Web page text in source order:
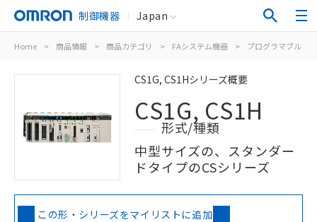
制御機器 Japan
Home > 商品情報 > 商品カテゴリ > FAシステム機器 > プログラマブルコ
CS1G, CS1Hシリーズ概要
CS1G, CS1H
形式/種類
中型サイズの、スタンダー
ドタイプのCSシリーズ
この形・シリーズをマイリストに追加